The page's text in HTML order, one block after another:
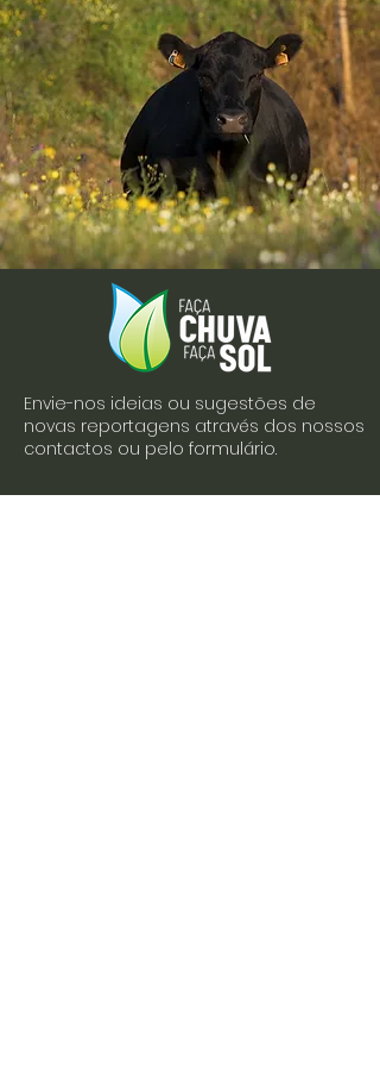
Envie-nos ideias ou sugestões de
novas reportagens através dos nossos
contactos ou pelo formulário.
Envie-nos uma mensagem